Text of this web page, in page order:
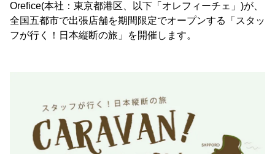
Orefice(本社：東京都港区、以下「オレフィーチェ」)が、
全国五都市で出張店舗を期間限定でオープンする「スタッ
フが行く！日本縦断の旅」を開催します。